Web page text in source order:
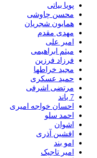
پویا بیاتی
محسن چاوشی
همایون شجریان
مهدی مقدم
امیر علی
میثم ابراهیمی
فرزاد فرزین
مجید خراطها
حمید عسکری
مرتضی اشرفی
7 باند
احسان خواجه امیری
احمد سلو
اشوان
افشین آذری
امو بند
امیر تاجیک